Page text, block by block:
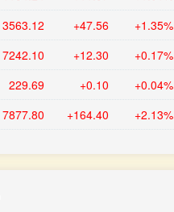
3563.12 +47.56 +1.35%
7242.10 +12.30 +0.17%
229.69 +0.10 +0.04%
7877.80 +164.40 +2.13%